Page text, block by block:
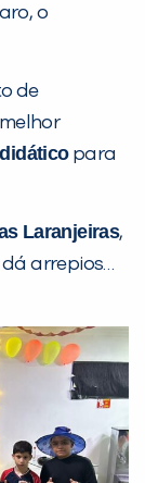
o
de
para
Laranjeiras,
arrepios…
que